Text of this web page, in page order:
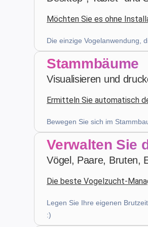
Patrick Salmon ·France
starstarstarstarstar
vor 4 Wochen
starstar
Fünf-Sterne-Bewertung
Robert Banasiewicz ·
Möchten Sie es ohne
Die einzige Vogelanwendung,
Stammbäume
Visualisieren und
Ermitteln Sie automatisch
Bewegen Sie sich im
Verwalten Sie
Vögel, Paare, Bruten,
Die beste Vogelzucht-
Legen Sie Ihre eigenen
:)